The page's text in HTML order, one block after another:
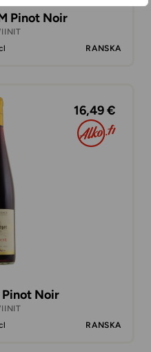
Pinot Noir
RANSKA
16,49 €
Noir
RANSKA